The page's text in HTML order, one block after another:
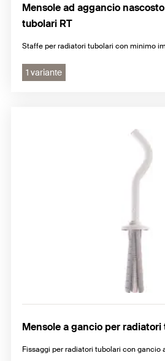
Mensole ad aggancio
tubolari RT
Staffe per radiatori tubolari con minimo
1 variante
Mensole a gancio per radiatori
Fissaggi per radiatori tubolari con gancio